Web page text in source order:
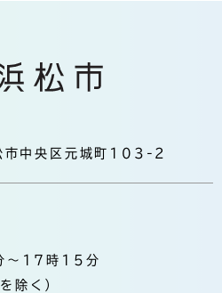
中央区元城町103-2
～17時15分
除く）